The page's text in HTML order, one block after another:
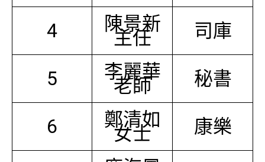
4 陳景新
主任 司庫
5 李麗華
老師 秘書
6 鄭清如
女士 康樂